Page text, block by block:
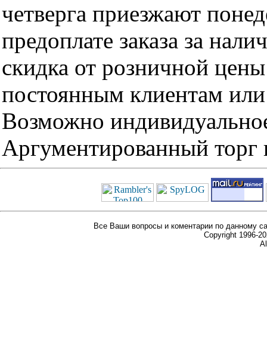
четверга приезжают
предоплате заказа за
скидка от розничной
постоянным клиентам
Возможно
Аргументированный торг
Все Ваши вопросы и коментарии по данному
Copyright 1996-